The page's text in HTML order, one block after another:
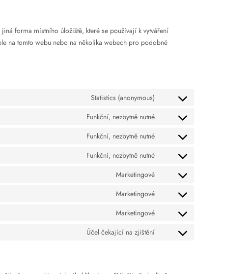
forma místního úložiště, které se používají k vytváření
na tomto webu nebo na několika webech pro podobné
Statistics (anonymous)
Funkční, nezbytně nutné
Funkční, nezbytně nutné
Funkční, nezbytně nutné
Marketingové
Marketingové
Marketingové
Účel čekající na zjištění